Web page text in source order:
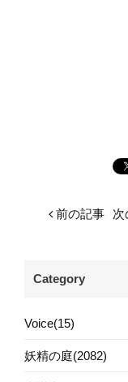
前の記事 次
Category
Voice(15)
妖精の庭(2082)